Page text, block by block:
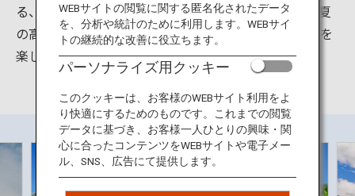
る、世界有数の山岳観光ルートです。春の雪の大谷、夏
の高山植物、秋の紅葉と四季折々の大自然のパノラマを
楽しむことができます。
WEBサイトの閲覧に関する匿名化されたデータ
を、分析や統計のために利用します。WEBサイ
トの継続的な改善に役立ちます。
パーソナライズ用クッキー
このクッキーは、お客様のWEBサイト利用をよ
り快適にするためのものです。これまでの閲覧
データに基づき、お客様一人ひとりの興味・関
心に合ったコンテンツをWEBサイトや電子メー
ル、SNS、広告にて提供します。